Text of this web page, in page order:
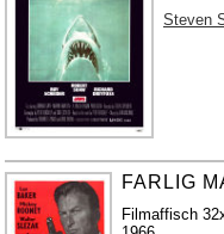
Steven
FARLIG
Filmaffisch